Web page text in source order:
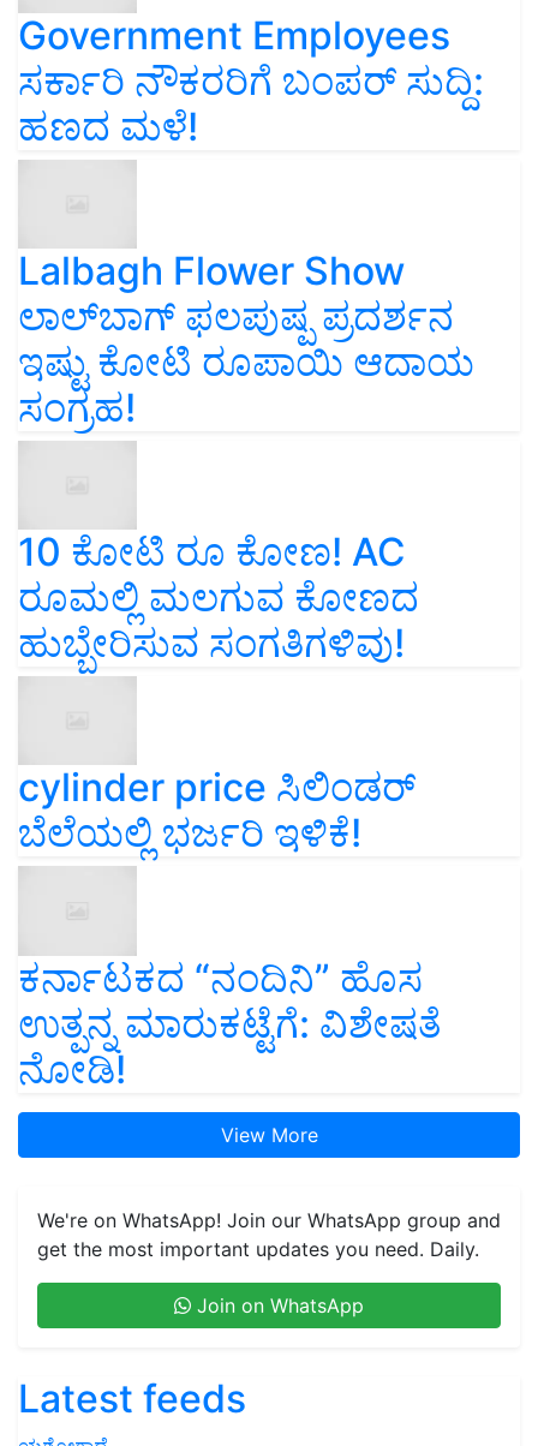
Government Employees
ಸರ್ಕಾರಿ ನೌಕರರಿಗೆ ಬಂಪರ್‌ ಸುದ್ದಿ:
ಹಣದ ಮಳೆ!
Lalbagh Flower Show
ಲಾಲ್‌ಬಾಗ್ ಫಲಪುಷ್ಪ ಪ್ರದರ್ಶನ
ಇಷ್ಟು ಕೋಟಿ ರೂಪಾಯಿ ಆದಾಯ
ಸಂಗ್ರಹ!
10 ಕೋಟಿ ರೂ ಕೋಣ! AC
ರೂಮಲ್ಲಿ ಮಲಗುವ ಕೋಣದ
ಹುಬ್ಬೇರಿಸುವ ಸಂಗತಿಗಳಿವು!
cylinder price ಸಿಲಿಂಡರ್‌
ಬೆಲೆಯಲ್ಲಿ ಭರ್ಜರಿ ಇಳಿಕೆ!
ಕರ್ನಾಟಕದ “ನಂದಿನಿ” ಹೊಸ
ಉತ್ಪನ್ನ ಮಾರುಕಟ್ಟೆಗೆ: ವಿಶೇಷತೆ
ನೋಡಿ!
View More
We're on WhatsApp! Join our WhatsApp group and
get the most important updates you need. Daily.
Join on WhatsApp
Latest feeds